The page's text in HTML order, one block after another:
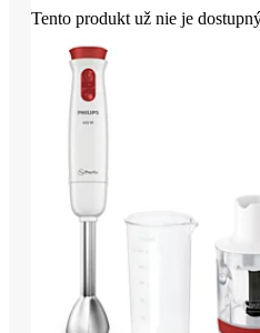
Tento produkt už nie je